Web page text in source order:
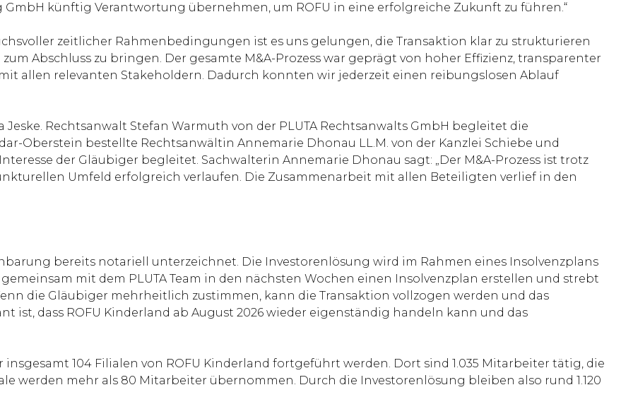
künftig Verantwortung übernehmen, um ROFU in eine erfolgreiche Zukunft zu führen.“
zeitlicher Rahmenbedingungen ist es uns gelungen, die Transaktion klar zu strukturieren
Abschluss zu bringen. Der gesamte M&A-Prozess war geprägt von hoher Effizienz, transparenter
allen relevanten Stakeholdern. Dadurch konnten wir jederzeit einen reibungslosen Ablauf
Rechtsanwalt Stefan Warmuth von der PLUTA Rechtsanwalts GmbH begleitet die
Oberstein bestellte Rechtsanwältin Annemarie Dhonau LL.M. von der Kanzlei Schiebe und
der Gläubiger begleitet. Sachwalterin Annemarie Dhonau sagt: „Der M&A-Prozess ist trotz
Umfeld erfolgreich verlaufen. Die Zusammenarbeit mit allen Beteiligten verlief in den
bereits notariell unterzeichnet. Die Investorenlösung wird im Rahmen eines Insolvenzplans
mit dem PLUTA Team in den nächsten Wochen einen Insolvenzplan erstellen und strebt
die Gläubiger mehrheitlich zustimmen, kann die Transaktion vollzogen werden und das
ist, dass ROFU Kinderland ab August 2026 wieder eigenständig handeln kann und das
insgesamt 104 Filialen von ROFU Kinderland fortgeführt werden. Dort sind 1.035 Mitarbeiter tätig, die
werden mehr als 80 Mitarbeiter übernommen. Durch die Investorenlösung bleiben also rund 1.120